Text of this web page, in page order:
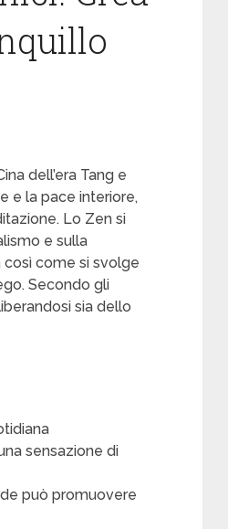
dell’era Tang e
e la pace interiore,
Lo Zen si
e sulla
come si svolge
Secondo gli
sia dello
sensazione di
può promuovere